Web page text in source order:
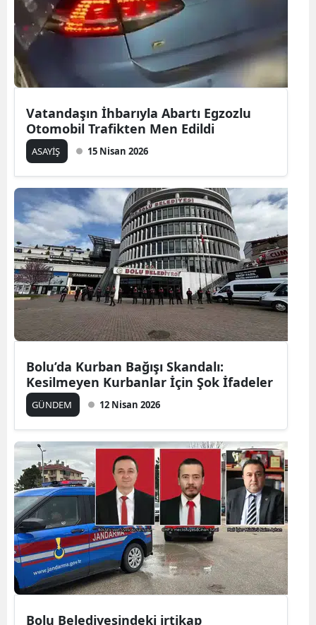
Vatandaşın İhbarıyla Abartı Egzozlu
Otomobil Trafikten Men Edildi
ASAYİŞ 15 Nisan 2026
Bolu’da Kurban Bağışı Skandalı:
Kesilmeyen Kurbanlar İçin Şok İfadeler
GÜNDEM 12 Nisan 2026
Bolu Belediyesindeki irtikap